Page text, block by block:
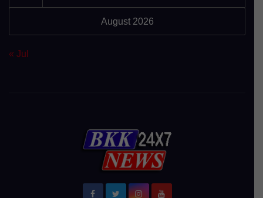
August 2026
« Jul